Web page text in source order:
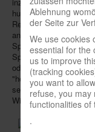
Infos
Shop
Download
Newsletter
Spieledatenbank
Premium login
hundertprozentig zu
Rezensionen für
anderem auch
Spieleprojekt mit der
Spielekritiker eine
oder Meriten", was ihn
"herausragenden
seinen präzisen
Witz fehlen.
Ablehnung
der Seite zur
We use cookies
essential for the
us to improve
(tracking
you want to
refuse, you may
functionalities of
.